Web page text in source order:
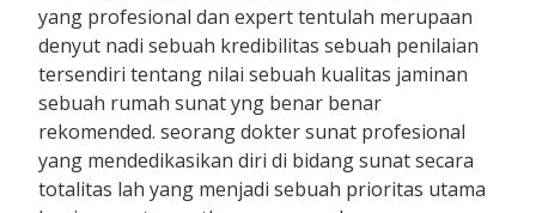
yang profesional dan expert tentulah merupaan
denyut nadi sebuah kredibilitas sebuah penilaian
tersendiri tentang nilai sebuah kualitas jaminan
sebuah rumah sunat yng benar benar
rekomended. seorang dokter sunat profesional
yang mendedikasikan diri di bidang sunat secara
totalitas lah yang menjadi sebuah prioritas utama